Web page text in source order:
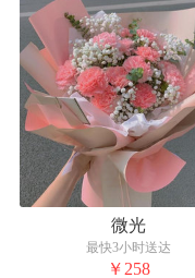
微光
最快3小时送达
￥258